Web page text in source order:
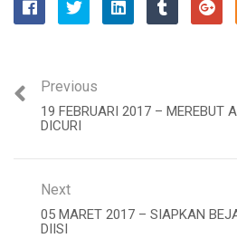
Previous
19 FEBRUARI 2017 – MEREBUT
DICURI
Next
05 MARET 2017 – SIAPKAN
DIISI